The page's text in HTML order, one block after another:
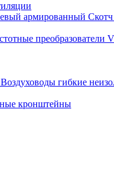
армированный
преобразователи
Воздуховоды гибкие
кронштейны